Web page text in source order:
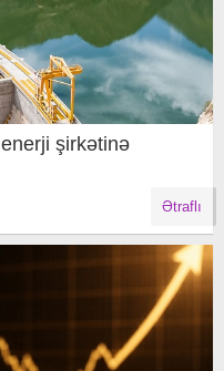
şirkətinə
Ətraflı